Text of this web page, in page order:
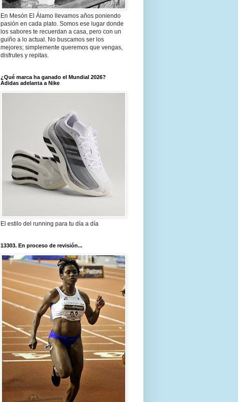
En Mesón El Álamo llevamos años poniendo
pasión en cada plato. Somos ese lugar donde
los sabores te recuerdan a casa, pero con un
guiño a lo actual. No buscamos ser los
mejores; simplemente queremos que vengas,
disfrutes y repitas.
¿Qué marca ha ganado el Mundial 2026?
Adidas adelanta a Nike
El estilo del running para tu día a día
13303. En proceso de revisión...